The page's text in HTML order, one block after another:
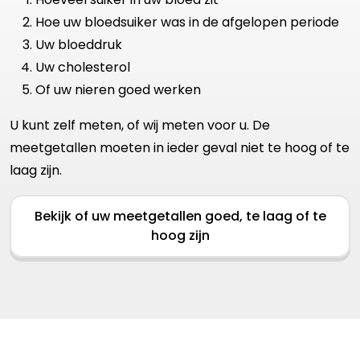
Hoe uw bloedsuiker was in de afgelopen periode
Uw bloeddruk
Uw cholesterol
Of uw nieren goed werken
U kunt zelf meten, of wij meten voor u. De
meetgetallen moeten in ieder geval niet te hoog of te
laag zijn.
Bekijk of uw meetgetallen goed, te laag of te
hoog zijn